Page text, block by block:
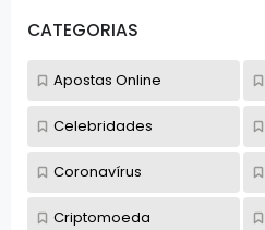
CATEGORIAS
Apostas Online
Celebridades
Coronavírus
Criptomoeda